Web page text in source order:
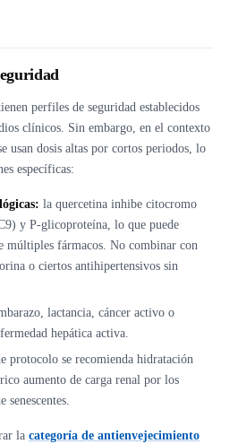
perfiles de seguridad establecidos
clínicos. Sin embargo, en el contexto
usan dosis altas por cortos periodos, lo
específicas:
la quercetina inhibe citocromo
y P-glicoproteína, lo que puede
múltiples fármacos. No combinar con
o ciertos antihipertensivos sin
lactancia, cáncer activo o
hepática activa.
protocolo se recomienda hidratación
aumento de carga renal por los
senescentes.
la categoría de antienvejecimiento